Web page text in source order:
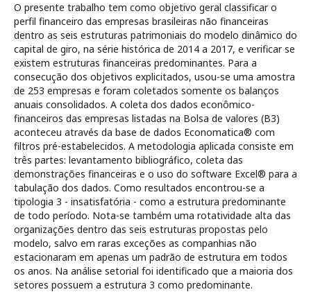
O presente trabalho tem como objetivo geral classificar o
perfil financeiro das empresas brasileiras não financeiras
dentro as seis estruturas patrimoniais do modelo dinâmico do
capital de giro, na série histórica de 2014 a 2017, e verificar se
existem estruturas financeiras predominantes. Para a
consecução dos objetivos explicitados, usou-se uma amostra
de 253 empresas e foram coletados somente os balanços
anuais consolidados. A coleta dos dados econômico-
financeiros das empresas listadas na Bolsa de valores (B3)
aconteceu através da base de dados Economatica® com
filtros pré-estabelecidos. A metodologia aplicada consiste em
três partes: levantamento bibliográfico, coleta das
demonstrações financeiras e o uso do software Excel® para a
tabulação dos dados. Como resultados encontrou-se a
tipologia 3 - insatisfatória - como a estrutura predominante
de todo período. Nota-se também uma rotatividade alta das
organizações dentro das seis estruturas propostas pelo
modelo, salvo em raras exceções as companhias não
estacionaram em apenas um padrão de estrutura em todos
os anos. Na análise setorial foi identificado que a maioria dos
setores possuem a estrutura 3 como predominante.